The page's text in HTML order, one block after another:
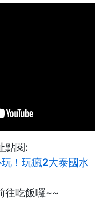
點閱:
！玩瘋2大泰國水
往吃飯囉~~